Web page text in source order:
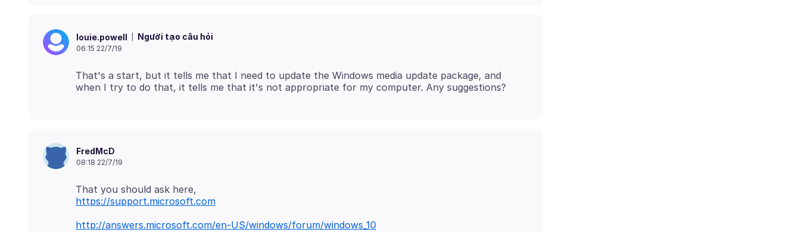
louie.powell Người tạo câu hỏi
06:15 22/7/19
That's a start, but it tells me that I need to update the Windows media update package, and
FredMcD
08:18 22/7/19
https://support.microsoft.com
http://answers.microsoft.com/en-US/windows/forum/windows_10